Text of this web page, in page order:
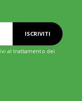
ISCRIVITI
al trattamento dei